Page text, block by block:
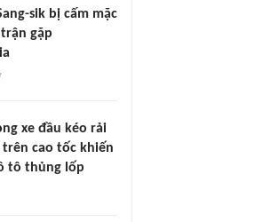
sik bị cấm mặc
gặp
xe đầu kéo rải
trên cao tốc khiến
tô thủng lốp